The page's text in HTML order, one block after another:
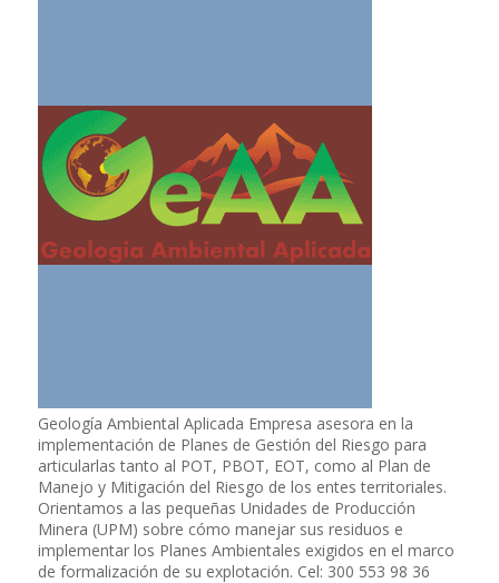
Geología Ambiental Aplicada Empresa asesora en la
implementación de Planes de Gestión del Riesgo para
articularlas tanto al POT, PBOT, EOT, como al Plan de
Manejo y Mitigación del Riesgo de los entes territoriales.
Orientamos a las pequeñas Unidades de Producción
Minera (UPM) sobre cómo manejar sus residuos e
implementar los Planes Ambientales exigidos en el marco
de formalización de su explotación. Cel: 300 553 98 36